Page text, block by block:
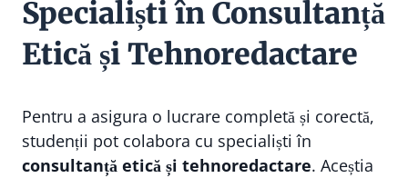
Specialiști în Consultanță
Etică și Tehnoredactare
Pentru a asigura o lucrare completă și corectă,
studenții pot colabora cu specialiști în
consultanță etică și tehnoredactare. Aceștia